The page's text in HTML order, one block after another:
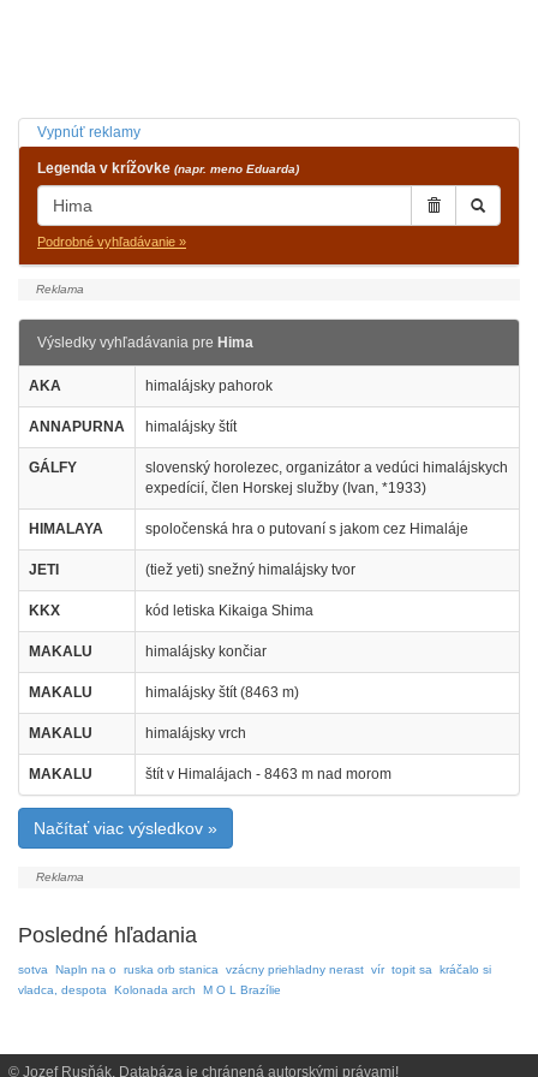
Vypnúť reklamy
Legenda v krížovke (napr. meno Eduarda)
Podrobné vyhľadávanie »
Výsledky vyhľadávania pre Hima
AKA himalájsky pahorok
ANNAPURNA himalájsky štít
GÁLFY
slovenský horolezec, organizátor a vedúci himalájskych
expedícií, člen Horskej služby (Ivan, *1933)
HIMALAYA spoločenská hra o putovaní s jakom cez Himaláje
JETI (tiež yeti) snežný himalájsky tvor
KKX kód letiska Kikaiga Shima
MAKALU himalájsky končiar
MAKALU himalájsky štít (8463 m)
MAKALU himalájsky vrch
MAKALU štít v Himalájach - 8463 m nad morom
Načítať viac výsledkov »
Posledné hľadania
sotva Napln na o ruska orb stanica vzácny priehladny nerast vír topit sa
kráčalo si
vladca, despota
Kolonada arch M O L Brazílie
© Jozef Rusňák. Databáza je chránená autorskými právami!